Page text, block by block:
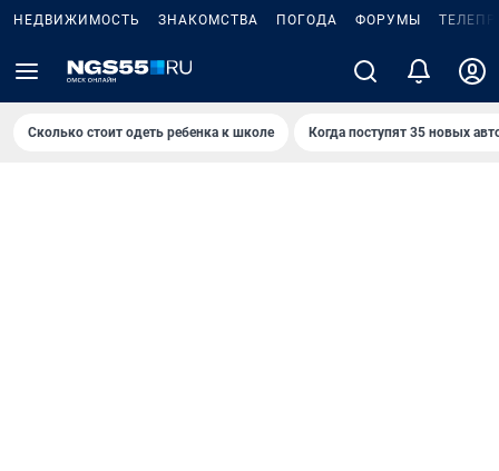
НЕДВИЖИМОСТЬ ЗНАКОМСТВА ПОГОДА ФОРУМЫ
Сколько стоит одеть ребенка к школе Когда поступят 35 новых